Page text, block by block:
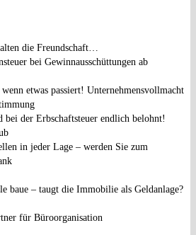
die Freundschaft…
bei Gewinnausschüttungen ab
etwas passiert! Unternehmensvollmacht
der Erbschaftsteuer endlich belohnt!
in jeder Lage – werden Sie zum
baue – taugt die Immobilie als Geldanlage?
für Büroorganisation